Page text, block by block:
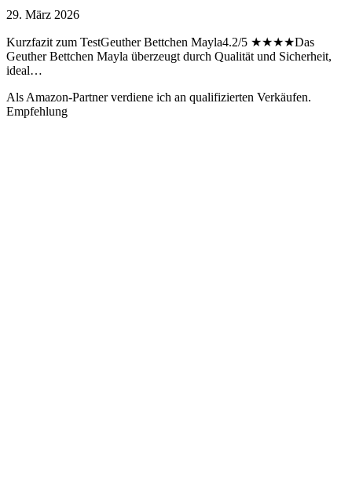
29. März 2026
Kurzfazit zum TestGeuther Bettchen Mayla4.2/5 ★★★★Das
Geuther Bettchen Mayla überzeugt durch Qualität und Sicherheit,
ideal…
Als Amazon-Partner verdiene ich an qualifizierten Verkäufen.
Empfehlung